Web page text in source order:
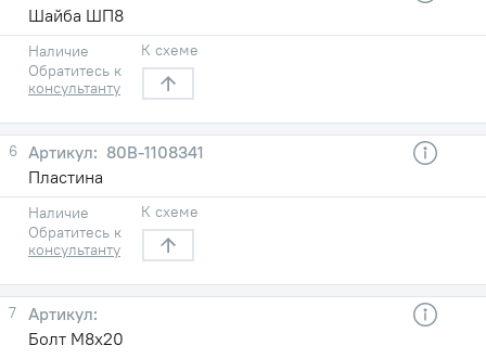
Шайба ШП8
Наличие
Обратитесь к
консультанту
К схеме
6
80В-1108341
Пластина
Наличие
Обратитесь к
консультанту
К схеме
7
Болт М8х20